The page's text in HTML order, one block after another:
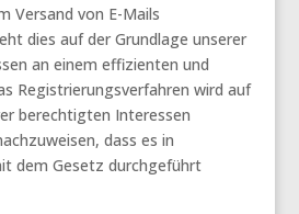
Versand von E-Mails
dies auf der Grundlage unserer
an einem effizienten und
Registrierungsverfahren wird auf
berechtigten Interessen
dass es in
dem Gesetz durchgeführt